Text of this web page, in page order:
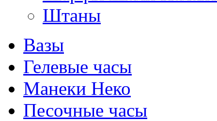
Штаны
Вазы
Гелевые часы
Манеки Неко
Песочные часы